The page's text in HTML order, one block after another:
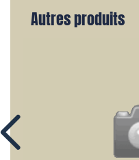
Autres produits